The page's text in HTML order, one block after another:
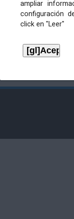
ampliar
configuración
click en "Leer"
OFICIALÍA MAIOR.
DA XUNTA DE